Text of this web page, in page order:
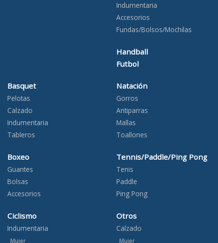
Indumentaria
Accesorios
Fundas/Bolsos/Mochilas
Handball
Futbol
Basquet
Pelotas
Calzado
Indumentaria
Tableros
Boxeo
Guantes
Bolsas
Accesorios
Ciclismo
Indumentaria
Mujer
Natación
Gorros
Antiparras
Mallas
Toallones
Tennis/Paddle/Ping Pong
Tenis
Paddle
Ping Pong
Otros
Calzado
Mujer